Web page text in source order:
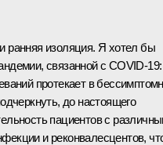
ранняя изоляция. Я хотел бы
связанной с COVID-19:
протекает в
до настоящего
пациентов с
и реконвалесцентов,